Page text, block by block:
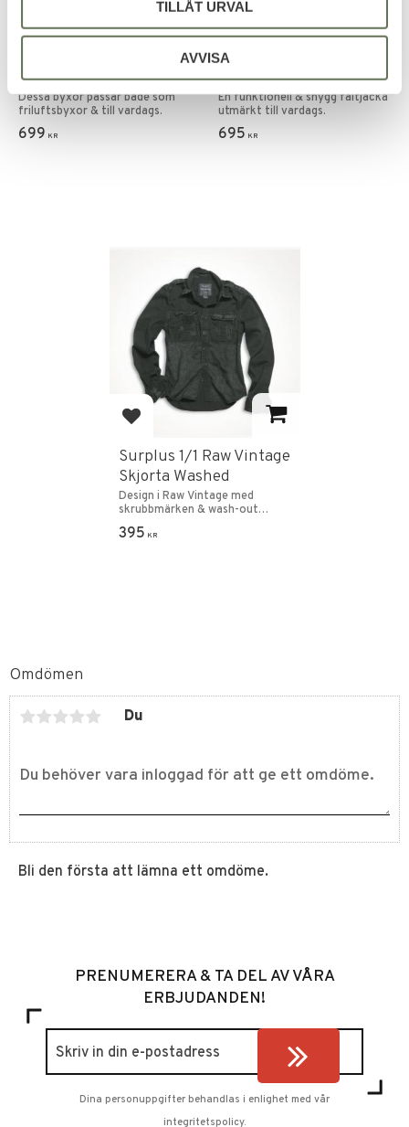
TILLÅT URVAL
AVVISA
Omdömen
Du
Bli den första att lämna ett omdöme.
Lägg till i favoriter
Slimmy Byxor
Dessa byxor passar både som
friluftsbyxor & till vardags.
699 KR
Lägg till i favoriter
Surplus Airborne
Vintage Jacka
En funktionell & snygg fältjacka
utmärkt till vardags.
695 KR
Lägg till i favoriter
Surplus 1/1 Raw Vintage
Skjorta Washed
Design i Raw Vintage med
skrubbmärken & wash-out
effekt.
395 KR
PRENUMERERA & TA DEL AV VÅRA
ERBJUDANDEN!
Dina personuppgifter behandlas i enlighet med vår
integritetspolicy.